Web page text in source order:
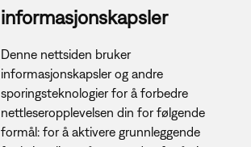
informasjonskapsler
Denne nettsiden bruker
informasjonskapsler og andre
sporingsteknologier for å forbedre
nettleseropplevelsen din for følgende
formål: for å aktivere grunnleggende